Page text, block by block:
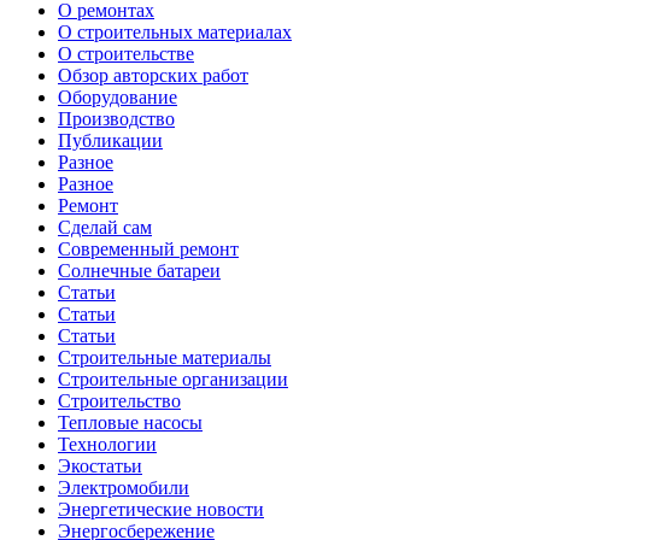
О ремонтах
О строительных материалах
О строительстве
Обзор авторских работ
Оборудование
Производство
Публикации
Разное
Разное
Ремонт
Сделай сам
Современный ремонт
Солнечные батареи
Статьи
Статьи
Статьи
Строительные материалы
Строительные организации
Строительство
Тепловые насосы
Технологии
Экостатьи
Электромобили
Энергетические новости
Энергосбережение